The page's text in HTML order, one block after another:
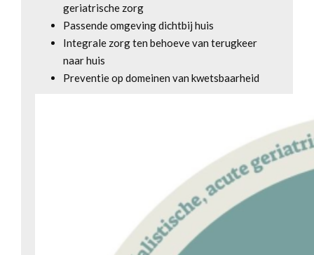
geriatrische zorg
Passende omgeving dichtbij huis
Integrale zorg ten behoeve van terugkeer
naar huis
Preventie op domeinen van kwetsbaarheid